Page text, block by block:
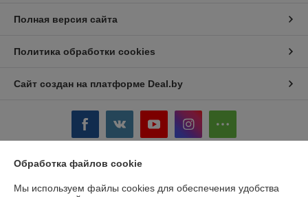
Полная версия сайта
Политика обработки cookies
Сайт создан на платформе Deal.by
Обработка файлов cookie
Мы используем файлы cookies для обеспечения удобства